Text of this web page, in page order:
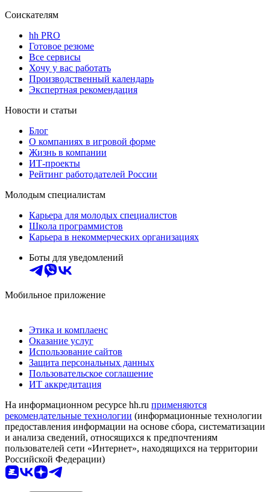
Соискателям
hh PRO
Готовое резюме
Все сервисы
Хочу у вас работать
Производственный календарь
Экспертная рекомендация
Новости и статьи
Блог
О компаниях в игровой форме
Жизнь в компании
ИТ-проекты
Рейтинг работодателей России
Молодым специалистам
Карьера для молодых специалистов
Школа программистов
Карьера в некоммерческих организациях
Боты для уведомлений
Мобильное приложение
Этика и комплаенс
Оказание услуг
Использование сайтов
Защита персональных данных
Пользовательское соглашение
ИТ аккредитация
На информационном ресурсе hh.ru применяются
рекомендательные технологии (информационные технологии
предоставления информации на основе сбора, систематизации
и анализа сведений, относящихся к предпочтениям
пользователей сети «Интернет», находящихся на территории
Российской Федерации)